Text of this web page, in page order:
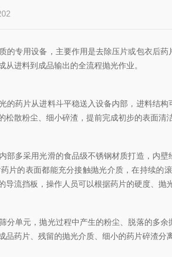
专用设备，主要作用是去除压片或包衣后药
进料到成品输出的全流程抛光作业。
药片从进料斗平稳送入设备内部，进料结构
松散粉尘、细小碎渣，提前完成初步的表面
多采用光滑的食品级不锈钢材质打造，内壁
片的表面都能充分接触抛光介质，在持续
流挡板，操作人员可以根据药片的硬度、抛
单元，抛光过程中产生的粉尘、脱落的多余
药片、残留的抛光介质、细小的药片碎渣分